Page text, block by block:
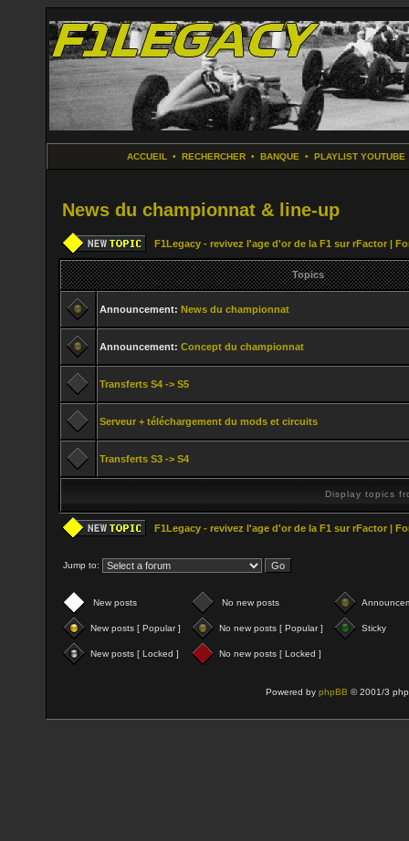
ACCUEIL • RECHERCHER• BANQUE • PLAYLIST YOUTUBE
News du championnat & line-up
F1Legacy - revivez l'age d'or de la F1 sur rFactor |
Topics
Announcement: News du championnat
Announcement: Concept du championnat
Transferts S4 -> S5
Serveur + téléchargement du mods et circuits
Transferts S3 -> S4
Display topics
F1Legacy - revivez l'age d'or de la F1 sur rFactor |
Jump to:
New posts No new posts
New posts [ Popular ] No new posts [ Popular ] Sticky
New posts [ Locked ] No new posts [ Locked ]
Powered by phpBB © 2001/3